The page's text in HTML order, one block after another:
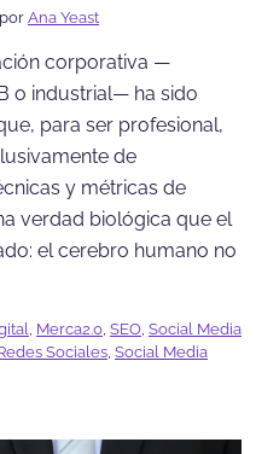
por Ana Yeast
corporativa —
o industrial— ha sido
para ser profesional,
de
y métricas de
verdad biológica que el
el cerebro humano no
, Merca2.0, SEO, Social Media
Sociales, Social Media